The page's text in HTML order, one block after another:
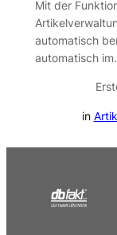
Mit der
automatisch
automatisch
in